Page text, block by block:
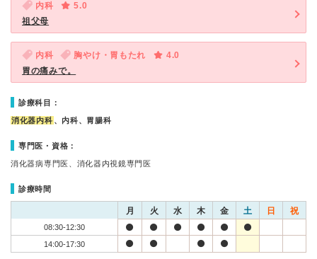
内科
5.0
祖父母
内科 胸やけ・胃もたれ
4.0
胃の痛みで。
診療科目：
消化器内科 、内科、胃腸科
専門医・資格：
消化器病専門医、消化器内視鏡専門医
診療時間
月 火 水 木 金 土 日 祝
08:30-12:30
14:00-17:30